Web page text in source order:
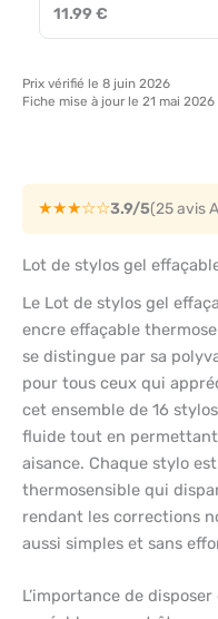
11.99 €
Prix vérifié le 8 juin 2026
Fiche mise à jour le 21 mai 2026
★★★☆☆3.9/5(25 avis
Lot de stylos gel
Le Lot de stylos gel
encre effaçable
se distingue par sa
pour tous ceux qui
cet ensemble de 16
fluide tout en permettant
aisance. Chaque stylo
thermosensible qui
rendant les corrections
aussi simples et sans
L’importance de